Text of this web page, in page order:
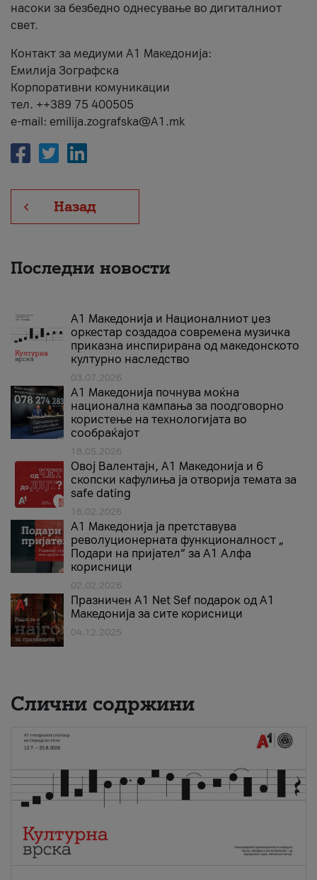
насоки за безбедно однесување во дигиталниот
свет.
Контакт за медиуми А1 Македонија:
Емилија Зографска
Корпоративни комуникации
тел. ++389 75 400505
e-mail: emilija.zografska@A1.mk
Назад
Последни новости
А1 Македонија и Националниот џез
оркестар создадоа современа музичка
приказна инспирирана од македонското
културно наследство
03.07.2026
A1 Македонија почнува моќна
национална кампања за поодговорно
користење на технологијата во
сообраќајот
18.05.2026
Овој Валентајн, A1 Македонија и 6
скопски кафулиња ја отворија темата за
safe dating
16.02.2026
А1 Македонија ја претставува
револуционерната функционалност „
Подари на пријател“ за А1 Алфа
корисници
02.02.2026
Празничен A1 Net Sеf подарок од А1
Македонија за сите корисници
04.12.2025
Слични содржини